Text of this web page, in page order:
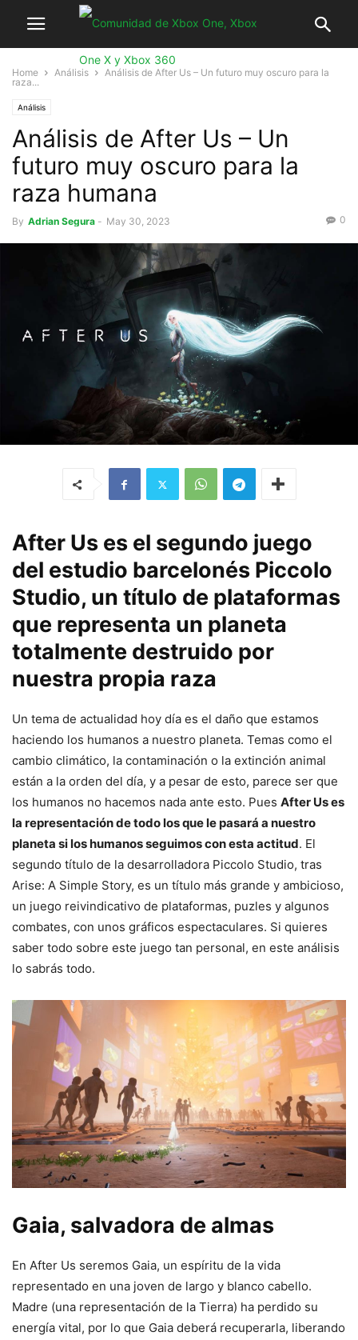
Home Análisis
Análisis de After Us – Un futuro muy oscuro para la
raza...
Análisis
Análisis de After Us – Un
futuro muy oscuro para la
raza humana
By Adrian Segura - May 30, 2023 0
After Us es el segundo juego
del estudio barcelonés Piccolo
Studio, un título de plataformas
que representa un planeta
totalmente destruido por
nuestra propia raza
Un tema de actualidad hoy día es el daño que estamos
haciendo los humanos a nuestro planeta. Temas como el
cambio climático, la contaminación o la extinción animal
están a la orden del día, y a pesar de esto, parece ser que
los humanos no hacemos nada ante esto. Pues After Us es
la representación de todo los que le pasará a nuestro
planeta si los humanos seguimos con esta actitud. El
segundo título de la desarrolladora Piccolo Studio, tras
Arise: A Simple Story, es un título más grande y ambicioso,
un juego reivindicativo de plataformas, puzles y algunos
combates, con unos gráficos espectaculares. Si quieres
saber todo sobre este juego tan personal, en este análisis
lo sabrás todo.
Gaia, salvadora de almas
En After Us seremos Gaia, un espíritu de la vida
representado en una joven de largo y blanco cabello.
Madre (una representación de la Tierra) ha perdido su
energía vital, por lo que Gaia deberá recuperarla, liberando